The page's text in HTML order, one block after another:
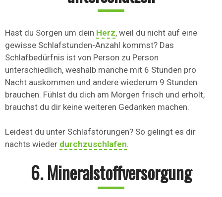
Hast du Sorgen um dein Herz, weil du nicht auf eine
gewisse Schlafstunden-Anzahl kommst? Das
Schlafbedürfnis ist von Person zu Person
unterschiedlich, weshalb manche mit 6 Stunden pro
Nacht auskommen und andere wiederum 9 Stunden
brauchen. Fühlst du dich am Morgen frisch und erholt,
brauchst du dir keine weiteren Gedanken machen.
Leidest du unter Schlafstörungen? So gelingt es dir
nachts wieder durchzuschlafen.
6. Mineralstoffversorgung